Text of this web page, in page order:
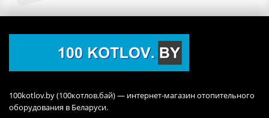
100kotlov.by (100котлов.бай) — интернет-магазин отопительного
оборудования в Беларуси.